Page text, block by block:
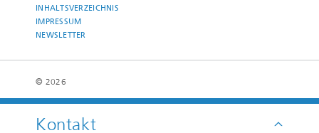
Kontakt
INHALTSVERZEICHNIS
IMPRESSUM
NEWSLETTER
© 2026